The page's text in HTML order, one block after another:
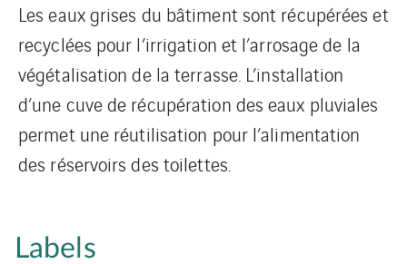
Les eaux grises du bâtiment sont récupérées et
recyclées pour l’irrigation et l’arrosage de la
végétalisation de la terrasse. L’installation
d’une cuve de récupération des eaux pluviales
permet une réutilisation pour l’alimentation
des réservoirs des toilettes.
Labels